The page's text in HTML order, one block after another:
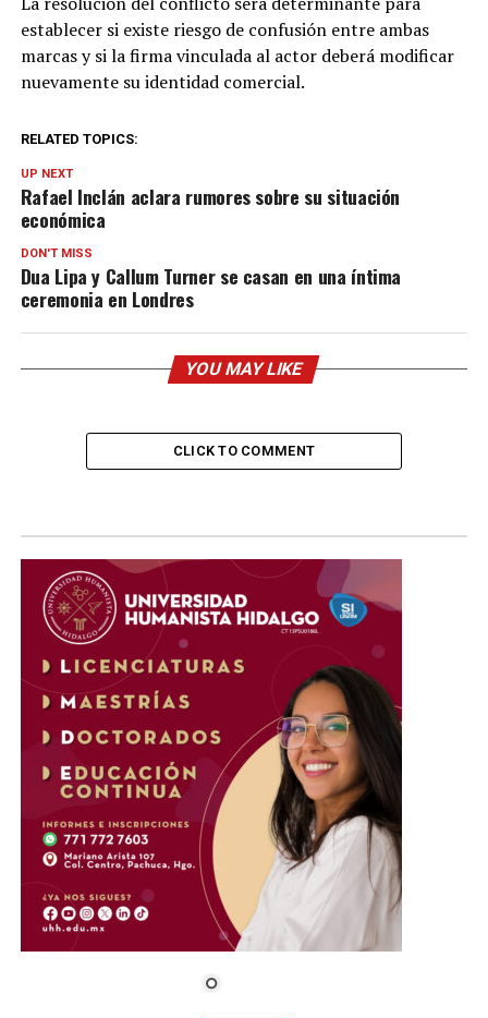
establecer si existe riesgo de confusión entre ambas
marcas y si la firma vinculada al actor deberá modificar
nuevamente su identidad comercial.
RELATED TOPICS:
UP NEXT
Rafael Inclán aclara rumores sobre su situación
económica
DON'T MISS
Dua Lipa y Callum Turner se casan en una íntima
ceremonia en Londres
YOU MAY LIKE
CLICK TO COMMENT